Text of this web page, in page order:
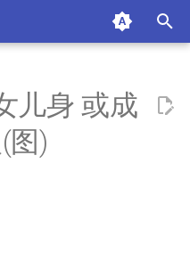
儿身 或成
图)